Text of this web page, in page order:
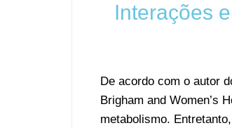
Interações
De acordo com o autor
Brigham and Women’s
metabolismo.